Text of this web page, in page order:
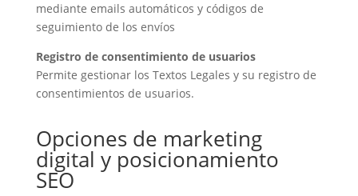
mediante emails automáticos y códigos de
seguimiento de los envíos
Registro de consentimiento de usuarios
Permite gestionar los Textos Legales y su registro de
consentimientos de usuarios.
Opciones de marketing
digital y posicionamiento
SEO